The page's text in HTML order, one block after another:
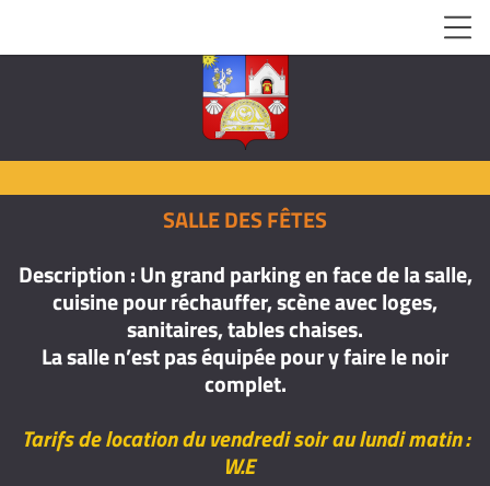
SALLE DES FÊTES
Description : Un grand parking en face de la salle,
cuisine pour réchauffer, scène avec loges,
sanitaires, tables chaises.
La salle n’est pas équipée pour y faire le noir
complet.
Tarifs de location du vendredi soir au lundi matin :
W.E